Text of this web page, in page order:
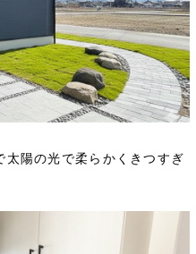
陽の光で柔らかくきつすぎ